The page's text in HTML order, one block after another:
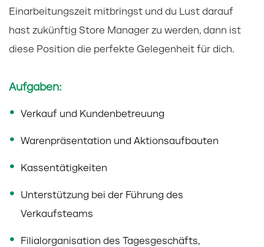
Einarbeitungszeit mitbringst und du Lust darauf
hast zukünftig Store Manager zu werden, dann ist
diese Position die perfekte Gelegenheit für dich.
Aufgaben:
Verkauf und Kundenbetreuung
Warenpräsentation und Aktionsaufbauten
Kassentätigkeiten
Unterstützung bei der Führung des
Verkaufsteams
Filialorganisation des Tagesgeschäfts,